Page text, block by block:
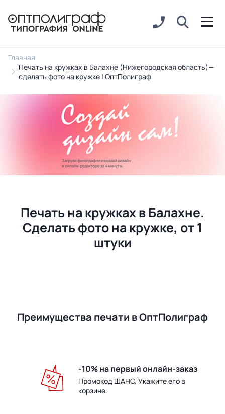
Главная
Печать на кружках в Балахне (Нижегородская область)—
сделать фото на кружке | ОптПолиграф
Печать на кружках в Балахне.
Сделать фото на кружке, от 1
штуки
Преимущества печати в ОптПолиграф
-10% на первый онлайн-заказ
Промокод ШАНС. Укажите его в
корзине.